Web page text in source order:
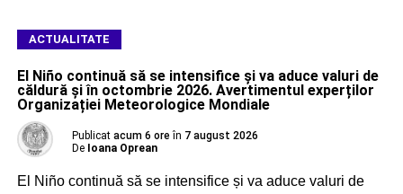
ACTUALITATE
El Niño continuă să se intensifice și va aduce valuri de
căldură și în octombrie 2026. Avertimentul experților
Organizației Meteorologice Mondiale
Publicat acum 6 ore în 7 august 2026
De Ioana Oprean
El Niño continuă să se intensifice și va aduce valuri de